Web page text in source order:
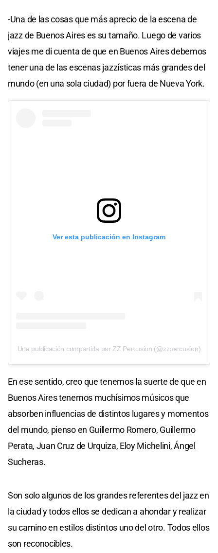
-Una de las cosas que más aprecio de la escena de
jazz de Buenos Aires es su tamaño. Luego de varios
viajes me di cuenta de que en Buenos Aires debemos
tener una de las escenas jazzísticas más grandes del
mundo (en una sola ciudad) por fuera de Nueva York.
Ver esta publicación en Instagram
Una publicación compartida por ZZ Percusion (@zzpercusion)
En ese sentido, creo que tenemos la suerte de que en
Buenos Aires tenemos muchísimos músicos que
absorben influencias de distintos lugares y momentos
del mundo, pienso en Guillermo Romero, Guillermo
Perata, Juan Cruz de Urquiza, Eloy Michelini, Ángel
Sucheras.
Son solo algunos de los grandes referentes del jazz en
la ciudad y todos ellos se dedican a ahondar y realizar
su camino en estilos distintos uno del otro. Todos ellos
son reconocibles.